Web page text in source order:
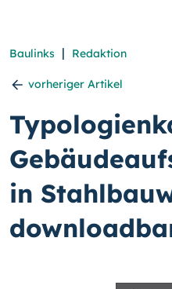
Baulinks | Redaktion
vorheriger Artikel
in